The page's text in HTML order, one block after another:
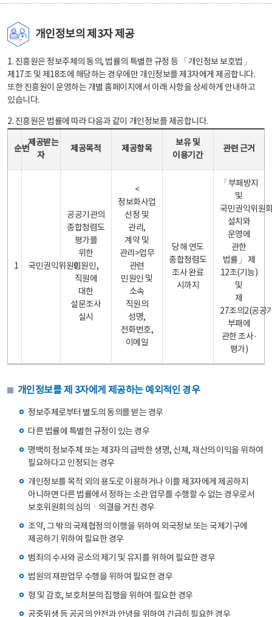
개인정보의 제3자 제공
1. 진흥원은 정보주체의 동의, 법률의 특별한 규정 등 「개인정보 보호법」
제17조 및 제18조에 해당하는 경우에만 개인정보를 제3자에게 제공합니다.
또한 진흥원이 운영하는 개별 홈페이지에서 아래 사항을 상세하게 안내하고
있습니다.
2. 진흥원은 법률에 따라 다음과 같이 개인정보를 제공합니다.
순번
제공받는
자
제공목적 제공항목
보유 및
이용기간
관련 근거
1 국민권익위원회
공공기관의
종합청렴도
평가를
위한
민원인,
직원에
대한
설문조사
실시
<
정보화사업
선정 및
관리,
계약 및
관리>업무
관련
민원인 및
소속
직원의
성명,
전화번호,
이메일
당해 연도
종합청렴도
조사 완료
시까지
「부패방지
및
국민권익위원
설치와
운영에
관한
법률」 제
12조(기능)
및
제
27조의2(공공
부패에
관한 조사·
평가)
개인정보를 제 3자에게 제공하는 예외적인 경우
정보주체로부터 별도의 동의를 받는 경우
다른 법률에 특별한 규정이 있는 경우
명백히 정보주체 또는 제3자의 급박한 생명, 신체, 재산의 이익을 위하여
필요하다고 인정되는 경우
개인정보를 목적 외의 용도로 이용하거나 이를 제3자에게 제공하지
아니하면 다른 법률에서 정하는 소관 업무를 수행할 수 없는 경우로서
보호위원회의 심의ㆍ의결을 거친 경우
조약, 그 밖의 국제협정의 이행을 위하여 외국정보 또는 국제기구에
제공하기 위하여 필요한 경우
범죄의 수사와 공소의 제기 및 유지를 위하여 필요한 경우
법원의 재판업무 수행을 위하여 필요한 경우
형 및 감호, 보호처분의 집행을 위하여 필요한 경우
공중위생 등 공공의 안전과 안녕을 위하여 긴급히 필요한 경우